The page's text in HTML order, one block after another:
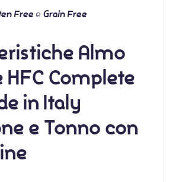
Freee Grain Free
Almo
HFC Complete
in Italy
e Tonno con